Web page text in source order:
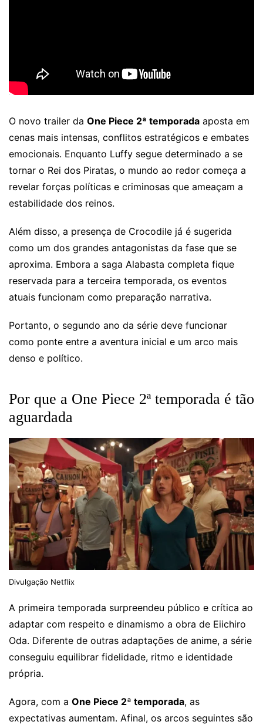
O novo trailer da One Piece 2ª temporada aposta em
cenas mais intensas, conflitos estratégicos e embates
emocionais. Enquanto Luffy segue determinado a se
tornar o Rei dos Piratas, o mundo ao redor começa a
revelar forças políticas e criminosas que ameaçam a
estabilidade dos reinos.
Além disso, a presença de Crocodile já é sugerida
como um dos grandes antagonistas da fase que se
aproxima. Embora a saga Alabasta completa fique
reservada para a terceira temporada, os eventos
atuais funcionam como preparação narrativa.
Portanto, o segundo ano da série deve funcionar
como ponte entre a aventura inicial e um arco mais
denso e político.
Por que a One Piece 2ª temporada é tão
aguardada
Divulgação Netflix
A primeira temporada surpreendeu público e crítica ao
adaptar com respeito e dinamismo a obra de Eiichiro
Oda. Diferente de outras adaptações de anime, a série
conseguiu equilibrar fidelidade, ritmo e identidade
própria.
Agora, com a One Piece 2ª temporada, as
expectativas aumentam. Afinal, os arcos seguintes são